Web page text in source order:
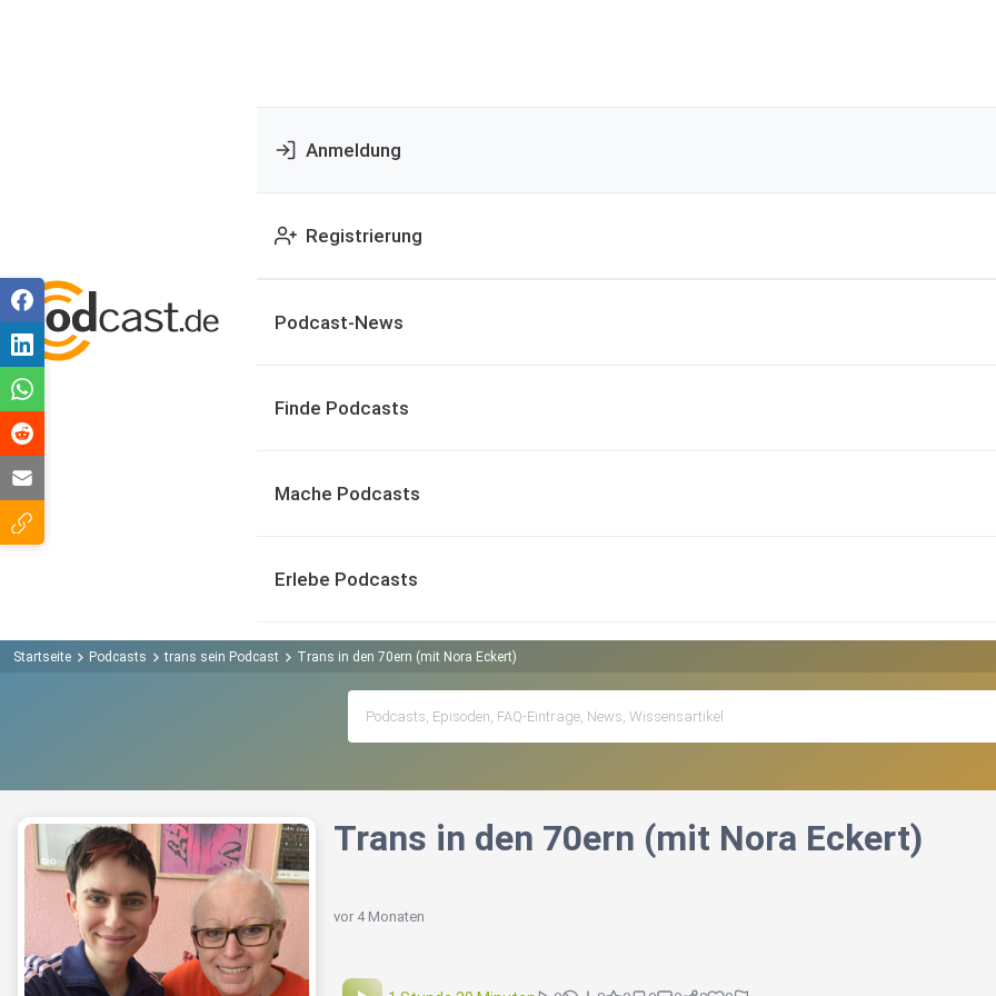
Anmeldung
Registrierung
Podcast-News
Finde Podcasts
Mache Podcasts
Erlebe Podcasts
Startseite Podcasts trans sein Podcast Trans in den 70ern (mit Nora Eckert)
Trans in den 70ern (mit Nora Eckert)
vor 4 Monaten